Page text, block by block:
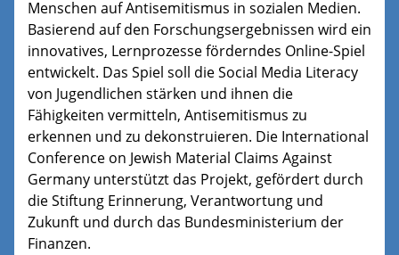
Menschen auf Antisemitismus in sozialen Medien.
Basierend auf den Forschungsergebnissen wird ein
innovatives, Lernprozesse förderndes Online-Spiel
entwickelt. Das Spiel soll die Social Media Literacy
von Jugendlichen stärken und ihnen die
Fähigkeiten vermitteln, Antisemitismus zu
erkennen und zu dekonstruieren. Die International
Conference on Jewish Material Claims Against
Germany unterstützt das Projekt, gefördert durch
die Stiftung Erinnerung, Verantwortung und
Zukunft und durch das Bundesministerium der
Finanzen.